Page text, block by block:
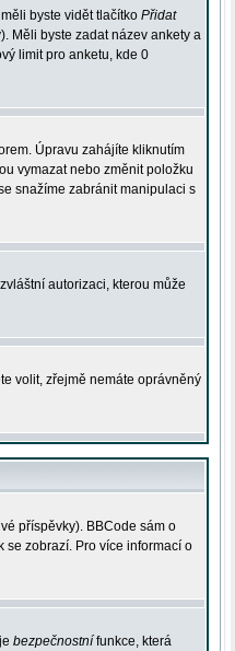
byste vidět tlačítko Přidat
Měli byste zadat název ankety a
limit pro anketu, kde 0
Úpravu zahájíte kliknutím
vymazat nebo změnit položku
snažíme zabránit manipulaci s
autorizaci, kterou může
volit, zřejmě nemáte oprávněný
příspěvky). BBCode sám o
se zobrazí. Pro více informací o
bezpečnostní funkce, která